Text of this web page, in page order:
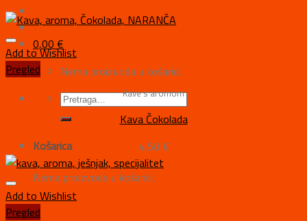
0,00 €
Nema proizvoda u košarici.
Košarica
Nema proizvoda u košarici.
Add to Wishlist
Pregled
Kave s aromom
Kava Čokolada
4,50 €
Add to Wishlist
Pregled